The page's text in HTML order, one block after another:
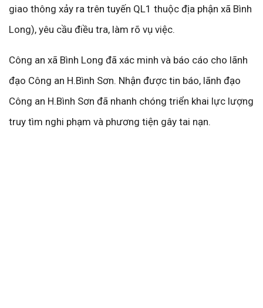
giao thông xảy ra trên tuyến QL1 thuộc địa phận xã Bình
Long), yêu cầu điều tra, làm rõ vụ việc.
Công an xã Bình Long đã xác minh và báo cáo cho lãnh
đạo Công an H.Bình Sơn. Nhận được tin báo, lãnh đạo
Công an H.Bình Sơn đã nhanh chóng triển khai lực lượng
truy tìm nghi phạm và phương tiện gây tai nạn.